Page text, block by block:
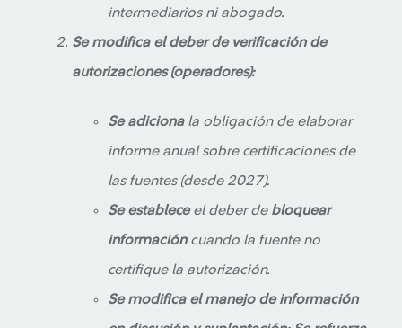
intermediarios ni abogado.
Se modifica el deber de verificación de
autorizaciones (operadores):
Se adicionala obligación de elaborar
informe anual sobre certificaciones de
las fuentes (desde 2027).
Se estableceel deber de bloquear
informacióncuando la fuente no
certifique la autorización.
Se modifica el manejo de información